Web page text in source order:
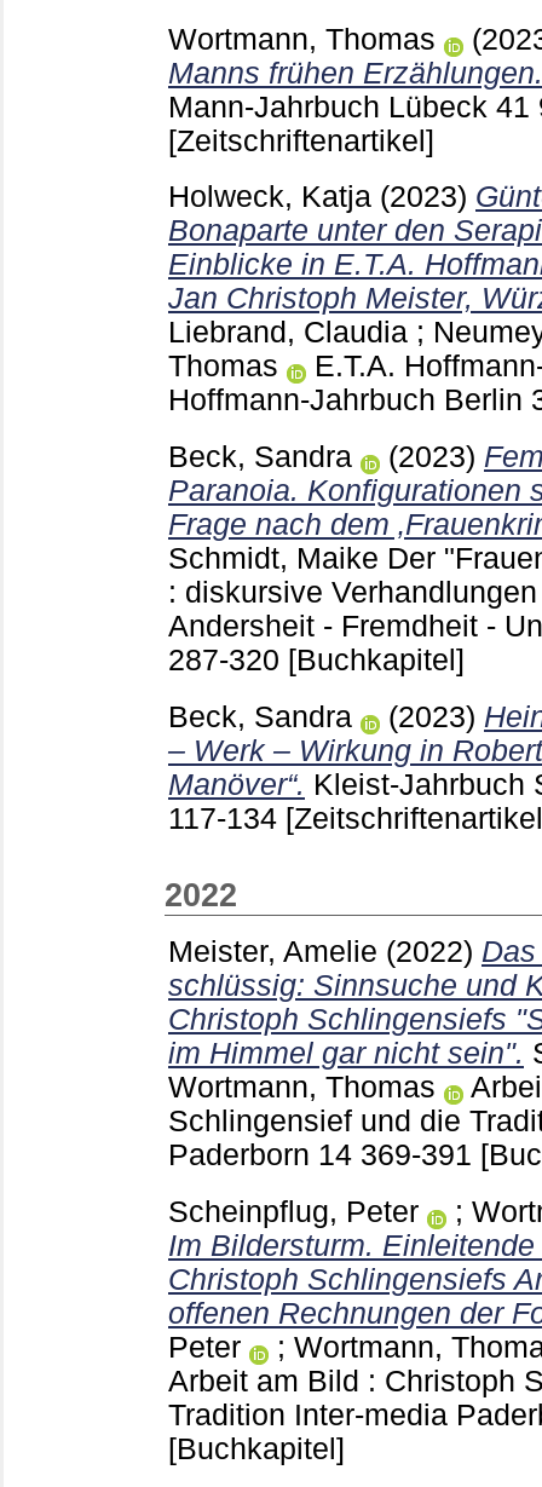
Wortmann, Thomas
Manns frühen
Mann-Jahrbuch Lübeck 41
[Zeitschriftenartikel]
Holweck, Katja (2023)
Bonaparte unter den
Einblicke in E.T.A.
Jan Christoph Meister,
Liebrand, Claudia ;
Thomas
E.T.A.
Hoffmann-Jahrbuch Berlin
Beck, Sandra
(2023)
Paranoia. Konfigurationen
Frage nach dem
Schmidt, Maike Der
: diskursive
Andersheit - Fremdheit -
287-320 [Buchkapitel]
Beck, Sandra
(2023)
– Werk – Wirkung in
Manöver“. Kleist-Jahrbuch
117-134
2022
Meister, Amelie (2022)
schlüssig: Sinnsuche und
Christoph Schlingensiefs
im Himmel gar nicht sein".
Wortmann, Thomas
Schlingensief und die
Paderborn 14 369-391
Scheinpflug, Peter
;
Im Bildersturm.
Christoph Schlingensiefs
offenen Rechnungen der
Peter
; Wortmann,
Arbeit am Bild : Christoph
Tradition Inter-media
[Buchkapitel]